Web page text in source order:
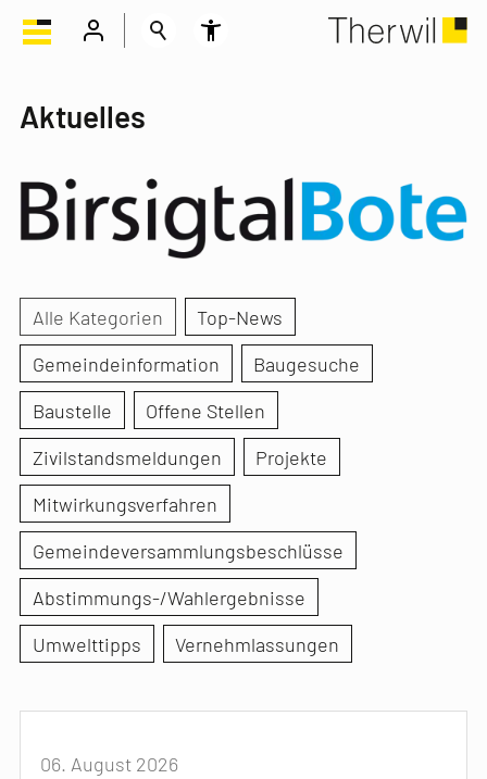
Aktuelles
Alle Kategorien
Top-News
Gemeindeinformation
Baugesuche
Baustelle
Offene Stellen
Zivilstandsmeldungen
Projekte
Mitwirkungsverfahren
Gemeindeversammlungsbeschlüsse
Abstimmungs-/Wahlergebnisse
Umwelttipps
Vernehmlassungen
06. August 2026